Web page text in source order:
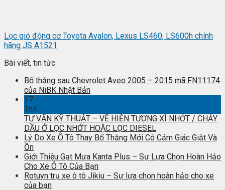
Lọc gió động cơ Toyota Avalon, Lexus LS460, LS600h chính
hãng JS A1521
Bài viết, tin tức
Bố thắng sau Chevrolet Aveo 2005 – 2015 mã FN11174
của NiBK Nhật Bản
17
Th4
TƯ VẤN KỸ THUẬT – VỀ HIỆN TƯỢNG XÌ NHỚT / CHẢY
DẦU Ở LỌC NHỚT HOẶC LỌC DIESEL
Lý Do Xe Ô Tô Thay Bố Thắng Mới Có Cảm Giác Giật Và
Ồn
Giới Thiệu Gạt Mưa Kanta Plus – Sự Lựa Chọn Hoàn Hảo
Cho Xe Ô Tô Của Bạn
Rotuyn trụ xe ô tô Jikiu – Sự lựa chọn hoàn hảo cho xe
của bạn